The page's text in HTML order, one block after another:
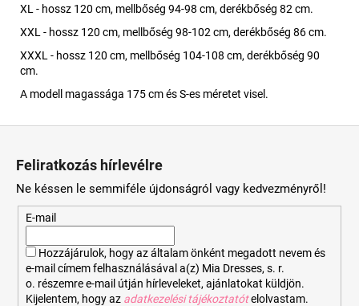
XL - hossz 120 cm, mellbőség 94-98 cm, derékbőség 82 cm.
XXL - hossz 120 cm, mellbőség 98-102 cm, derékbőség 86 cm.
XXXL - hossz 120 cm, mellbőség 104-108 cm, derékbőség 90
cm.
A modell magassága 175 cm és S-es méretet visel.
Feliratkozás hírlevélre
Ne késsen le semmiféle újdonságról vagy kedvezményről!
E-mail
Hozzájárulok, hogy az általam önként megadott nevem és
e-mail címem felhasználásával a(z) Mia Dresses, s. r.
o. részemre e-mail útján hírleveleket, ajánlatokat küldjön.
Kijelentem, hogy az adatkezelési tájékoztatót elolvastam.